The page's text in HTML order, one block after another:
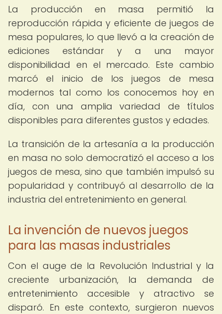
La producción en masa permitió la
reproducción rápida y eficiente de juegos de
mesa populares, lo que llevó a la creación de
ediciones estándar y a una mayor
disponibilidad en el mercado. Este cambio
marcó el inicio de los juegos de mesa
modernos tal como los conocemos hoy en
día, con una amplia variedad de títulos
disponibles para diferentes gustos y edades.
La transición de la artesanía a la producción
en masa no solo democratizó el acceso a los
juegos de mesa, sino que también impulsó su
popularidad y contribuyó al desarrollo de la
industria del entretenimiento en general.
La invención de nuevos juegos
para las masas industriales
Con el auge de la Revolución Industrial y la
creciente urbanización, la demanda de
entretenimiento accesible y atractivo se
disparó. En este contexto, surgieron nuevos